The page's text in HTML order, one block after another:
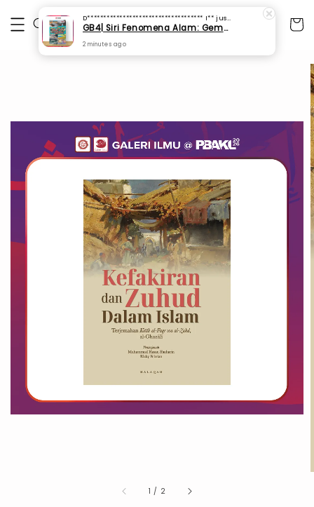
1 / 2
D************************************ I** just purchased
GB4| Siri Fenomena Alam: Gempa Bumi & Tsunami Yang Memusnahkan Kehidupan (SFM 2A)
2 minutes ago